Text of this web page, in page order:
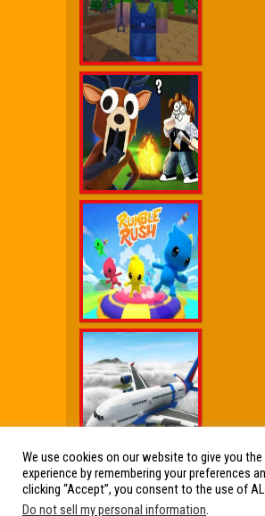
Wx Cheat Games|Click Jogos Pro|
We use cookies on our website to give you
experience by remembering your preferences
clicking “Accept”, you consent to the use of
Do not sell my personal information.